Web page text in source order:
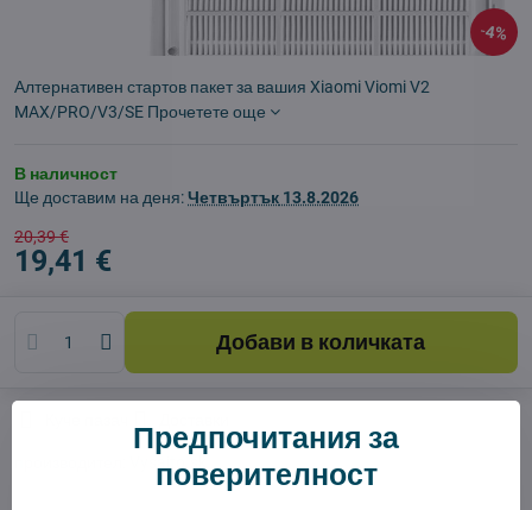
4%
Алтернативен стартов пакет за вашия Xiaomi Viomi V2
MAX/PRO/V3/SE Прочетете още
В наличност
Ще доставим на деня:Четвъртък 13.8.2026
20,39 €
19,41 €
Добави в количката
Предпочитания за
поверителност